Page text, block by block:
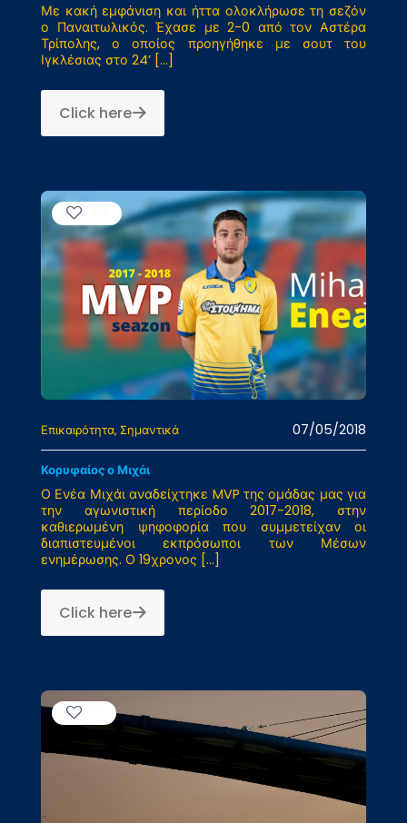
Με κακή εμφάνιση και ήττα ολοκλήρωσε τη σεζόν
ο Παναιτωλικός. Έχασε με 2-0 από τον Αστέρα
Τρίπολης, ο οποίος προηγήθηκε με σουτ του
Ιγκλέσιας στο 24’ […]
Click here
Επικαιρότητα Σημαντικά 07/05/2018
Κορυφαίος ο Μιχάι
Ο Ενέα Μιχάι αναδείχτηκε MVP της ομάδας μας για
την αγωνιστική περίοδο 2017-2018, στην
καθιερωμένη ψηφοφορία που συμμετείχαν οι
διαπιστευμένοι εκπρόσωποι των Μέσων
ενημέρωσης. Ο 19χρονος […]
Click here